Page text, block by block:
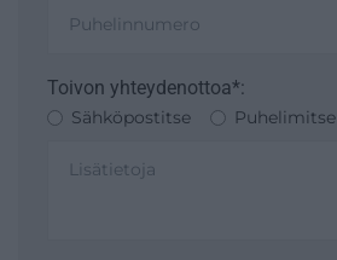
Toivon yhteydenottoa*:
Sähköpostitse Puhelimitse